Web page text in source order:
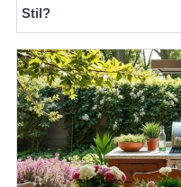
Stil?